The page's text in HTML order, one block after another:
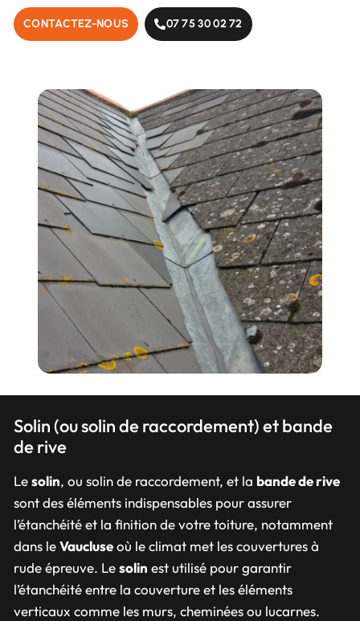
CONTACTEZ-NOUS 07 75 30 02 72
Solin (ou solin de raccordement) et bande
de rive
Lesolin, ou solin de raccordement, et la bande de rive
sont des éléments indispensables pour assurer
l’étanchéité et la finition de votre toiture, notamment
dans leVaucluseoù le climat met les couvertures à
rude épreuve. Lesolin est utilisé pour garantir
l’étanchéité entre la couverture et les éléments
verticaux comme les murs, cheminées ou lucarnes.